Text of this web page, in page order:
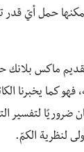
حمل أيّ قدر
ماكس بلانك
كما يخبرنا
لتفسير
لنظرية الكمّ.